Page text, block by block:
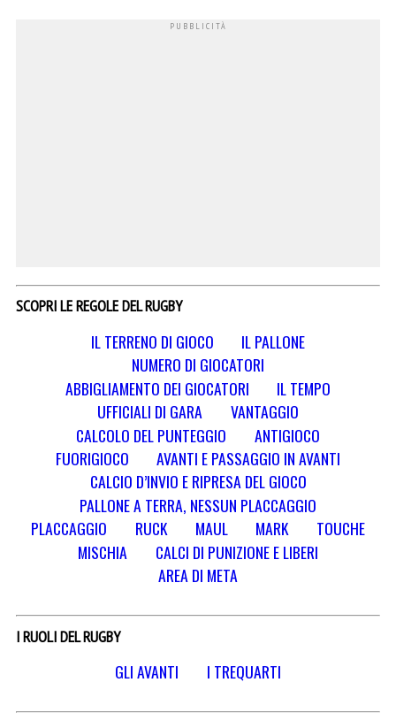
SCOPRI LE REGOLE DEL RUGBY
IL TERRENO DI GIOCO
IL PALLONE
NUMERO DI GIOCATORI
ABBIGLIAMENTO DEI GIOCATORI
IL TEMPO
UFFICIALI DI GARA
VANTAGGIO
CALCOLO DEL PUNTEGGIO
ANTIGIOCO
FUORIGIOCO
AVANTI E PASSAGGIO IN AVANTI
CALCIO D’INVIO E RIPRESA DEL GIOCO
PALLONE A TERRA, NESSUN PLACCAGGIO
PLACCAGGIO
RUCK MAUL MARK
TOUCHE
MISCHIA
CALCI DI PUNIZIONE E LIBERI
AREA DI META
I RUOLI DEL RUGBY
GLI AVANTI I TREQUARTI